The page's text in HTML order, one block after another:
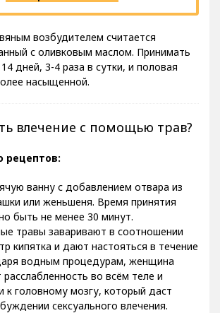
возбудителем считается
с оливковым маслом. Принимать
дней, 3-4 раза в сутки, и половая
насыщенной.
влечение с помощью трав?
рецептов:
ванну с добавлением отвара из
или женьшеня. Время принятия
быть не менее 30 минут.
травы заваривают в соотношении
кипятка и дают настояться в течение
водным процедурам, женщина
расслабленность во всём теле и
к головному мозгу, который даст
сексуального влечения.